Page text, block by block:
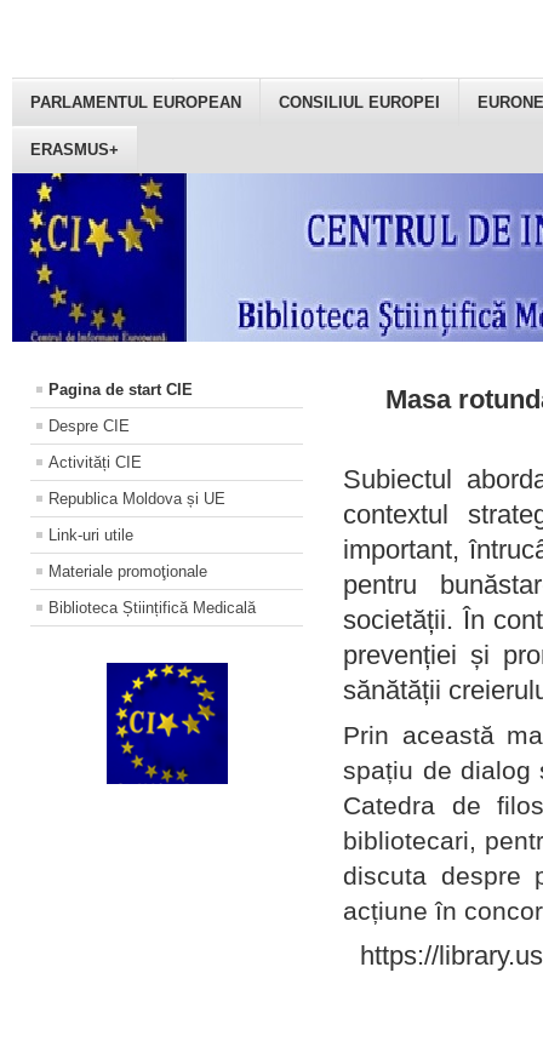
PARLAMENTUL EUROPEAN CONSILIUL EUROPEI
ERASMUS+
Pagina de start CIE
Despre CIE
Activități CIE
Republica Moldova și UE
Link-uri utile
Materiale promoţionale
Biblioteca Științifică Medicală
Masa
Subiectul
contextul
important,
pentru
societății. În
prevenției și
sănătății
Prin această
spațiu de dialog
Catedra de
bibliotecari,
discuta despre
acțiune în
https://